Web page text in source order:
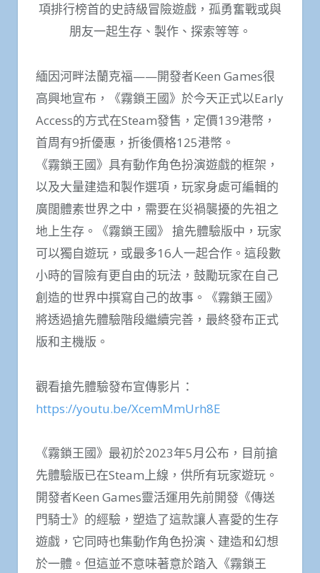
項排行榜首的史詩級冒險遊戲，孤勇奮戰或與
朋友一起生存、製作、探索等等。
緬因河畔法蘭克福——開發者Keen Games很
高興地宣布，《霧鎖王國》於今天正式以Early
Access的方式在Steam發售，定價139港幣，
首周有9折優惠，折後價格125港幣。
《霧鎖王國》具有動作角色扮演遊戲的框架，
以及大量建造和製作選項，玩家身處可編輯的
廣闊體素世界之中，需要在災禍襲擾的先祖之
地上生存。《霧鎖王國》 搶先體驗版中，玩家
可以獨自遊玩，或最多16人一起合作。這段數
小時的冒險有更自由的玩法，鼓勵玩家在自己
創造的世界中撰寫自己的故事。《霧鎖王國》
將透過搶先體驗階段繼續完善，最終發布正式
版和主機版。
觀看搶先體驗發布宣傳影片：
https://youtu.be/XcemMmUrh8E
《霧鎖王國》最初於2023年5月公布，目前搶
先體驗版已在Steam上線，供所有玩家遊玩。
開發者Keen Games靈活運用先前開發《傳送
門騎士》的經驗，塑造了這款讓人喜愛的生存
遊戲，它同時也集動作角色扮演、建造和幻想
於一體。但這並不意味著意於踏入《霧鎖王